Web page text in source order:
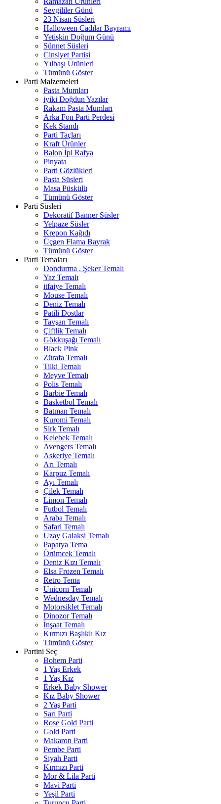
Sevgililer Günü
23 Nisan Süsleri
Halloween Cadılar Bayramı
Yetişkin Doğum Günü
Sünnet Süsleri
Cinsiyet Partisi
Yılbaşı Ürünleri
Tümünü Göster
Parti Malzemeleri
Pasta Mumları
iyiki Doğdun Yazılar
Rakam Pasta Mumları
Arka Fon Parti Perdesi
Kek Standı
Parti Taçları
Kraft Ürünler
Balon İpi Rafya
Pinyata
Parti Gözlükleri
Pasta Süsleri
Masa Püskülü
Tümünü Göster
Parti Süsleri
Dekoratif Banner Süsler
Yelpaze Süsler
Krepon Kağıdı
Üçgen Flama Bayrak
Tümünü Göster
Parti Temaları
Dondurma , Şeker Temalı
Yaz Temalı
itfaiye Temalı
Mouse Temalı
Deniz Temalı
Patili Dostlar
Tavşan Temalı
Çiftlik Temalı
Gökkuşağı Temalı
Black Pink
Zürafa Temalı
Tilki Temalı
Meyve Temalı
Polis Temalı
Barbie Temalı
Basketbol Temalı
Batman Temalı
Kuromi Temalı
Sirk Temalı
Kelebek Temalı
Avengers Temalı
Askeriye Temalı
Arı Temalı
Karpuz Temalı
Ayı Temalı
Çilek Temalı
Limon Temalı
Futbol Temalı
Araba Temalı
Safari Temalı
Uzay Galaksi Temalı
Papatya Tema
Örümcek Temalı
Deniz Kızı Temalı
Elsa Frozen Temalı
Retro Tema
Unicorn Temalı
Wednesday Temalı
Motorsiklet Temalı
Dinozor Temalı
İnşaat Temalı
Kırmızı Başlıklı Kız
Tümünü Göster
Partini Seç
Bohem Parti
1 Yaş Erkek
1 Yaş Kız
Erkek Baby Shower
Kız Baby Shower
2 Yaş Parti
Sarı Parti
Rose Gold Parti
Gold Parti
Makaron Parti
Pembe Parti
Siyah Parti
Kırmızı Parti
Mor & Lila Parti
Mavi Parti
Yeşil Parti